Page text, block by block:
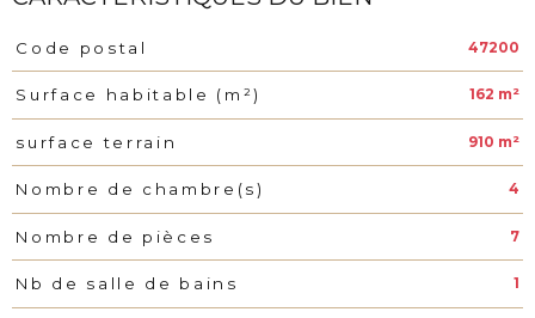
Caractéristiques Valeurs
Code postal 47200
Surface habitable (m²) 162 m²
surface terrain 910 m²
Nombre de chambre(s) 4
Nombre de pièces 7
Nb de salle de bains 1